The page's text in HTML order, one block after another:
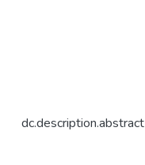
dc.description.abstract